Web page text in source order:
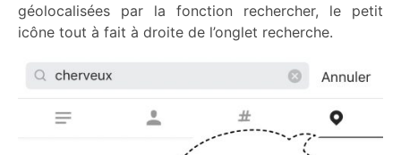
géolocalisées par la fonction rechercher, le petit
icône tout à fait à droite de l’onglet recherche.